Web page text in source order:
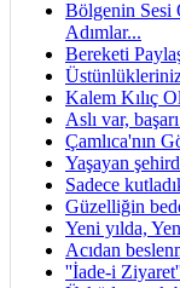
Bölgenin Sesi
Adımlar...
Bereketi
Kalem Kılıç
Aslı var,
Çamlıca'nın
Yaşayan
Sadece
Güzelliğin
Yeni yılda,
Acıdan
''İade-i